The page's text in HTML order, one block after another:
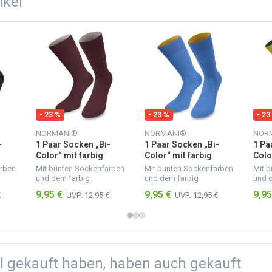
- 23 %
NORMANI®
1 Paar Socken „Bi-
Color“ mit farbig
abgesetztem Bund
Bordeaux/Hellgrau
Mit bunten Sockenfarben
und dem farbig
du frische Akzente in
9,95 € UVP: 12,95 €
- 23 %
NORMANI®
1 Paar Socken „Bi-
Color“ mit farbig
abgesetztem Bund
Himmelblau/Aprikose
Mit bunten Sockenfarben
und dem farbig
du frische Akzente in
bei deinen Mitmenschen.
9,95 € UVP: 12,95 €
- 23
1
Mit
und
du
gekauft haben, haben auch gekauft